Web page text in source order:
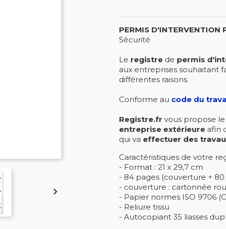

PERMIS D'INTERVENTION
Sécurité
Le registre de permis
aux entreprises souhaitant
différentes raisons.
Conforme au code du
Registre.fr vous propose le
entreprise extérieure afin
qui va effectuer des
Caractéristiques de votre
- Format : 21 x 29,7 cm
- 84 pages (couverture + 80
- couverture : cartonnée
- Papier normes ISO 9706
- Reliure tissu
- Autocopiant 35 liasses